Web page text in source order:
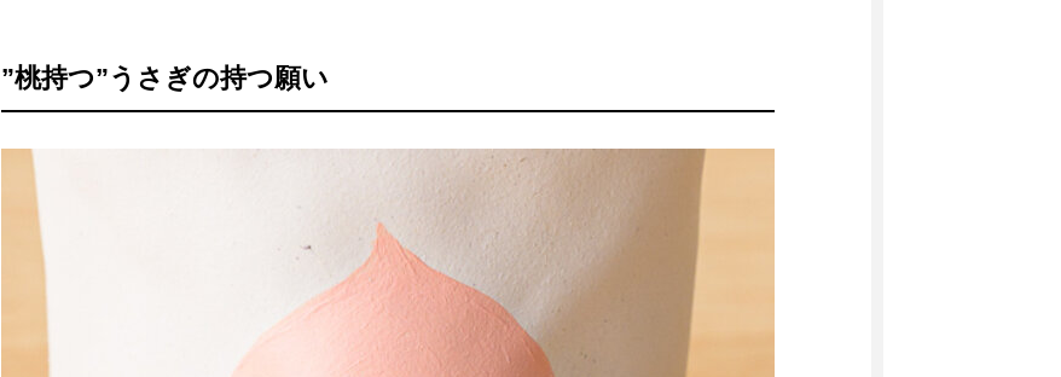
”桃持つ”うさぎの持つ願い